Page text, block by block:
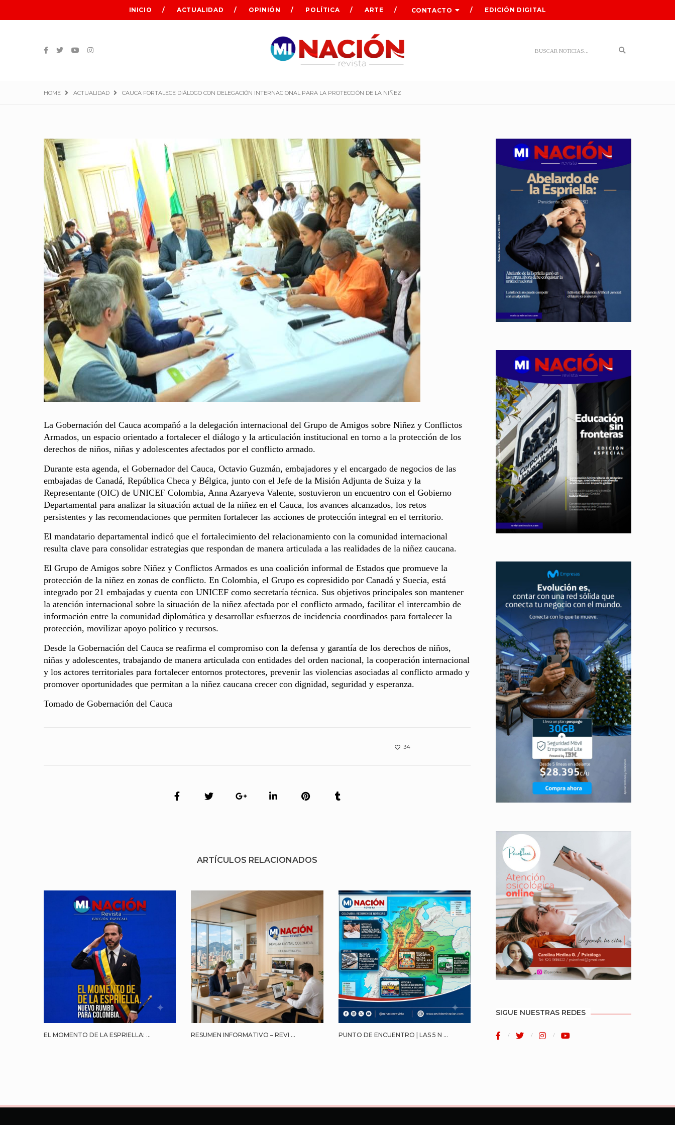
INICIO ACTUALIDAD OPINIÓN POLÍTICA ARTE CONTACTO EDICIÓN DIGITAL
Search
HOME ACTUALIDAD CAUCA FORTALECE DIÁLOGO CON DELEGACIÓN INTERNACIONAL PARA LA PROTECCIÓN DE LA NIÑEZ
La Gobernación del Cauca acompañó a la delegación internacional del Grupo de Amigos sobre Niñez y Conflictos
Armados, un espacio orientado a fortalecer el diálogo y la articulación institucional en torno a la protección de los
derechos de niños, niñas y adolescentes afectados por el conflicto armado.
Durante esta agenda, el Gobernador del Cauca, Octavio Guzmán, embajadores y el encargado de negocios de las
embajadas de Canadá, República Checa y Bélgica, junto con el Jefe de la Misión Adjunta de Suiza y la
Representante (OIC) de UNICEF Colombia, Anna Azaryeva Valente, sostuvieron un encuentro con el Gobierno
Departamental para analizar la situación actual de la niñez en el Cauca, los avances alcanzados, los retos
persistentes y las recomendaciones que permiten fortalecer las acciones de protección integral en el territorio.
El mandatario departamental indicó que el fortalecimiento del relacionamiento con la comunidad internacional
resulta clave para consolidar estrategias que respondan de manera articulada a las realidades de la niñez caucana.
El Grupo de Amigos sobre Niñez y Conflictos Armados es una coalición informal de Estados que promueve la
protección de la niñez en zonas de conflicto. En Colombia, el Grupo es copresidido por Canadá y Suecia, está
integrado por 21 embajadas y cuenta con UNICEF como secretaría técnica. Sus objetivos principales son mantener
la atención internacional sobre la situación de la niñez afectada por el conflicto armado, facilitar el intercambio de
información entre la comunidad diplomática y desarrollar esfuerzos de incidencia coordinados para fortalecer la
protección, movilizar apoyo político y recursos.
Desde la Gobernación del Cauca se reafirma el compromiso con la defensa y garantía de los derechos de niños,
niñas y adolescentes, trabajando de manera articulada con entidades del orden nacional, la cooperación internacional
y los actores territoriales para fortalecer entornos protectores, prevenir las violencias asociadas al conflicto armado y
promover oportunidades que permitan a la niñez caucana crecer con dignidad, seguridad y esperanza.
Tomado de Gobernación del Cauca
34
ARTÍCULOS RELACIONADOS
EL MOMENTO DE LA ESPRIELLA: ... RESUMEN INFORMATIVO – REVI ... PUNTO DE ENCUENTRO | LAS 5 N ...
SIGUE NUESTRAS REDES